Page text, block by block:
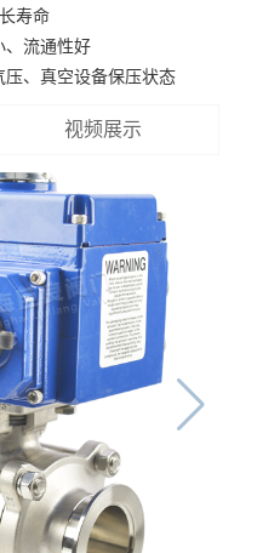
寿命
、流通性好
、真空设备保压状态
视频展示